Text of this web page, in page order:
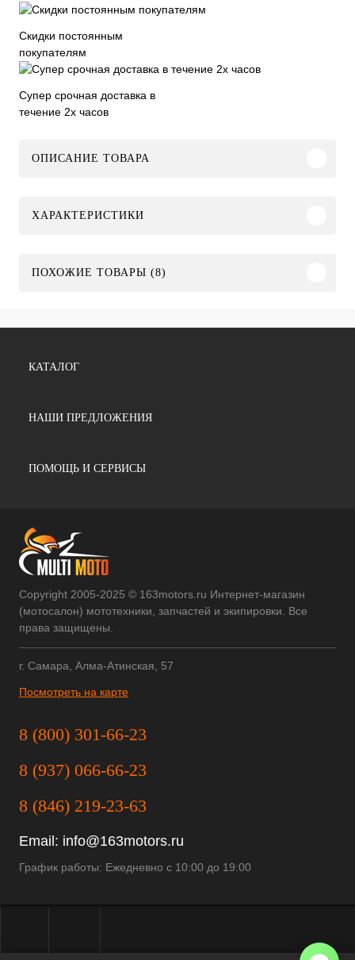
Скидки постоянным
покупателям
Супер срочная доставка в
течение 2х часов
ОПИСАНИЕ ТОВАРА
ХАРАКТЕРИСТИКИ
ПОХОЖИЕ ТОВАРЫ (8)
КАТАЛОГ
НАШИ ПРЕДЛОЖЕНИЯ
ПОМОЩЬ И СЕРВИСЫ
Copyright 2005-2025 © 163motors.ru Интернет-магазин
(мотосалон) мототехники, запчастей и экипировки. Все
права защищены.
г. Самара, Алма-Атинская, 57
Посмотреть на карте
8 (800) 301-66-23
8 (937) 066-66-23
8 (846) 219-23-63
Email: info@163motors.ru
График работы: Ежедневно с 10:00 до 19:00